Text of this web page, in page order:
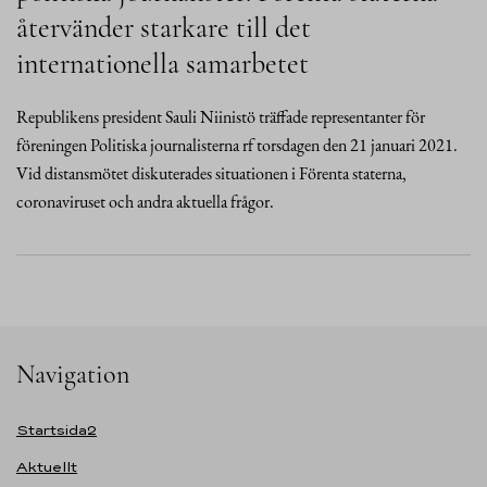
återvänder starkare till det
internationella samarbetet
Republikens president Sauli Niinistö träffade representanter för
föreningen Politiska journalisterna rf torsdagen den 21 januari 2021.
Vid distansmötet diskuterades situationen i Förenta staterna,
coronaviruset och andra aktuella frågor.
Navigation
Startsida2
Aktuellt